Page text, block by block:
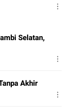
Selatan,
Akhir